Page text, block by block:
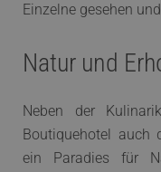
Einzelne gesehen
Natur und
Neben der
Boutiquehotel auch
ein Paradies für